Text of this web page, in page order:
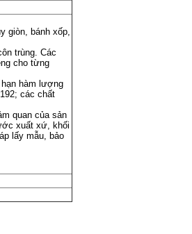
giòn, bánh xốp,
trùng. Các
cho từng
hàm lượng
các chất
quan của sản
xuất xứ, khối
lấy mẫu, bảo